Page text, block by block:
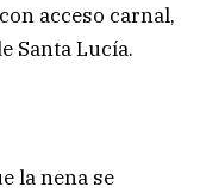
acceso carnal,
Santa Lucía.
la nena se